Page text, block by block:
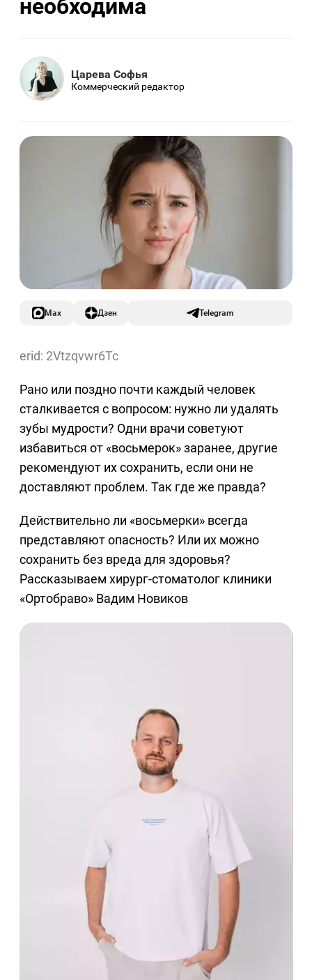
необходима
Царева Софья
Коммерческий редактор
Max Дзен Telegram
erid: 2Vtzqvwr6Tc
Рано или поздно почти каждый человек
сталкивается с вопросом: нужно ли удалять
зубы мудрости? Одни врачи советуют
избавиться от «восьмерок» заранее, другие
рекомендуют их сохранить, если они не
доставляют проблем. Так где же правда?
Действительно ли «восьмерки» всегда
представляют опасность? Или их можно
сохранить без вреда для здоровья?
Рассказываем хирург-стоматолог клиники
«Ортобраво» Вадим Новиков